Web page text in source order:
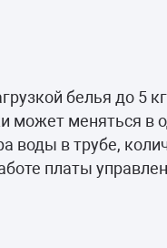
белья до 5
меняться в
воды в трубе,
платы